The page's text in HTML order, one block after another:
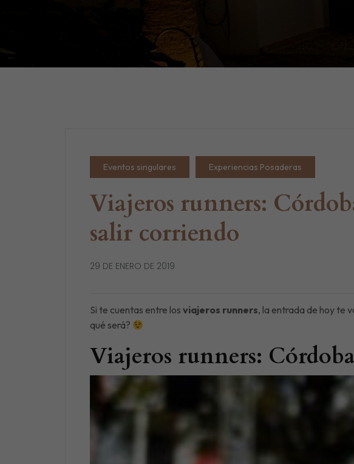
Eventos singulares Experiencias Posaderas
Viajeros runners:
salir corriendo
29 DE ENERO DE 2019
Si te cuentas entre los viajeros runners, la entrada de hoy te
qué será?
Viajeros runners: Córdoba